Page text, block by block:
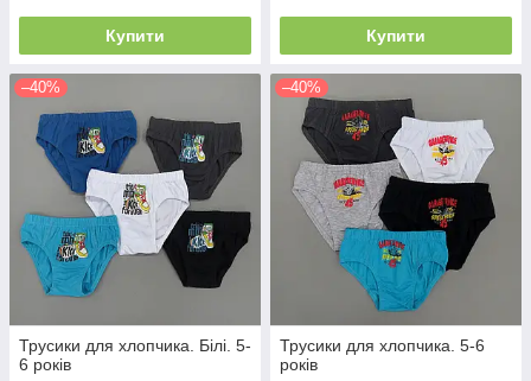
Купити Купити
–40%
Трусики для хлопчика. Білі. 5-
6 років
–40%
Трусики для хлопчика. 5-6
років